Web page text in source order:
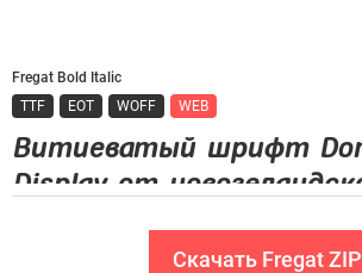
Fregat Bold Italic
TTF
EOT WOFF WEB
Скачать Fregat ZIP